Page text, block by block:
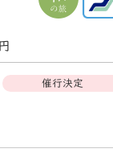
催行決定